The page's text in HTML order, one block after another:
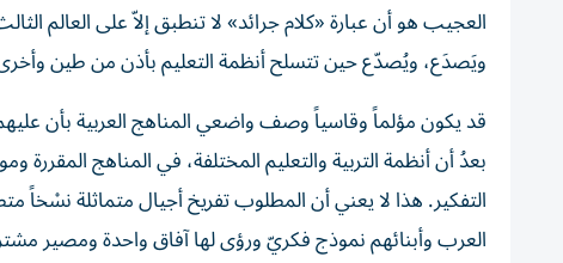
العجيب هو أن عبارة «كلام جرائد» لا تنطبق إلاّ على العالم
ويَصدَع، ويُصدّع حين تتسلح أنظمة التعليم بأذن من طين
قد يكون مؤلماً وقاسياً وصف واضعي المناهج العربية بأن
بعدُ أن أنظمة التربية والتعليم المختلفة، في المناهج
التفكير. هذا لا يعني أن المطلوب تفريخ أجيال متماثلة
العرب وأبنائهم نموذج فكريّ ورؤى لها آفاق واحدة ومصير